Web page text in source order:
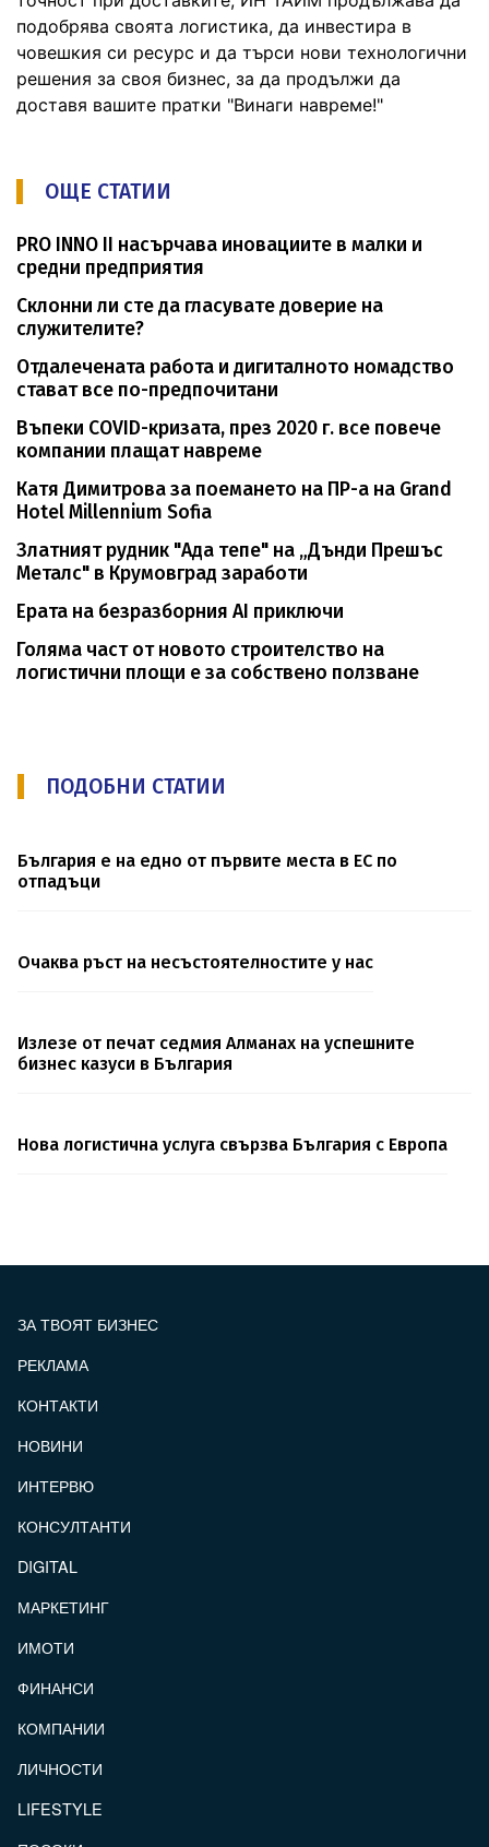
подобрява своята логистика, да инвестира в
човешкия си ресурс и да търси нови технологични
решения за своя бизнес, за да продължи да
доставя вашите пратки "Винаги навреме!"
ОЩЕ СТАТИИ
PRO INNO II насърчава иновациите в малки и
средни предприятия
Склонни ли сте да гласувате доверие на
служителите?
Отдалечената работа и дигиталното номадство
стават все по-предпочитани
Въпеки COVID-кризата, през 2020 г. все повече
компании плащат навреме
Катя Димитрова за поемането на ПР-а на Grand
Hotel Міllеnnіum Sofia
Златният рудник "Ада тепе" на „Дънди Прешъс
Металс" в Крумовград заработи
Ерата на безразборния AI приключи
Голяма част от новото строителство на
логистични площи е за собствено ползване
ПОДОБНИ СТАТИИ
България е на едно от първите места в ЕС по
отпадъци
Очаква ръст на несъстоятелностите у нас
Излезе от печат седмия Алманах на успешните
бизнес казуси в България
Нова логистична услуга свързва България с Европа
ЗА ТВОЯТ БИЗНЕС
РЕКЛАМА
КОНТАКТИ
НОВИНИ
ИНТЕРВЮ
КОНСУЛТАНТИ
DIGITAL
МАРКЕТИНГ
ИМОТИ
ФИНАНСИ
КОМПАНИИ
ЛИЧНОСТИ
LIFESTYLE